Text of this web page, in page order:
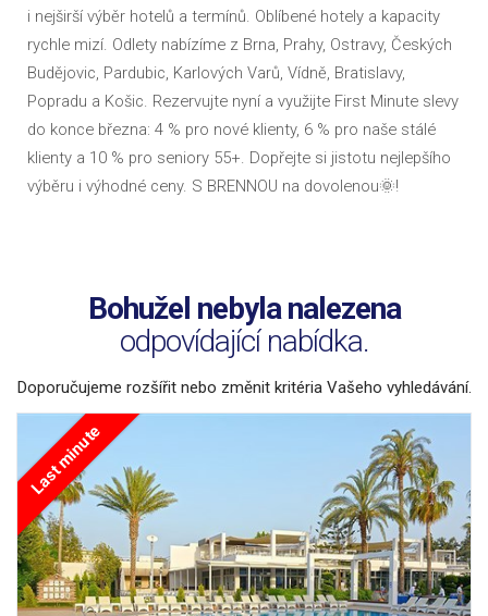
i nejširší výběr hotelů a termínů. Oblíbené hotely a kapacity
rychle mizí. Odlety nabízíme z Brna, Prahy, Ostravy, Českých
Budějovic, Pardubic, Karlových Varů, Vídně, Bratislavy,
Popradu a Košic. Rezervujte nyní a využijte First Minute slevy
do konce března: 4 % pro nové klienty, 6 % pro naše stálé
klienty a 10 % pro seniory 55+. Dopřejte si jistotu nejlepšího
výběru i výhodné ceny. S BRENNOU na dovolenou🌞!
Bohužel nebyla nalezena
odpovídající nabídka.
Doporučujeme rozšířit nebo změnit kritéria Vašeho vyhledávání.
Last minute